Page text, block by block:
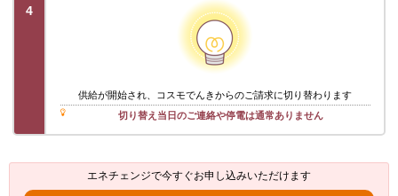
4
供給が開始され、コスモでんきからのご請求に切り替わります
切り替え当日のご連絡や停電は通常ありません
エネチェンジで今すぐお申し込みいただけます